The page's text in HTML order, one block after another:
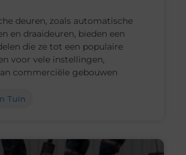
deuren, zoals automatische
en draaideuren, bieden een
die ze tot een populaire
voor vele instellingen,
commerciële gebouwen
Tuin